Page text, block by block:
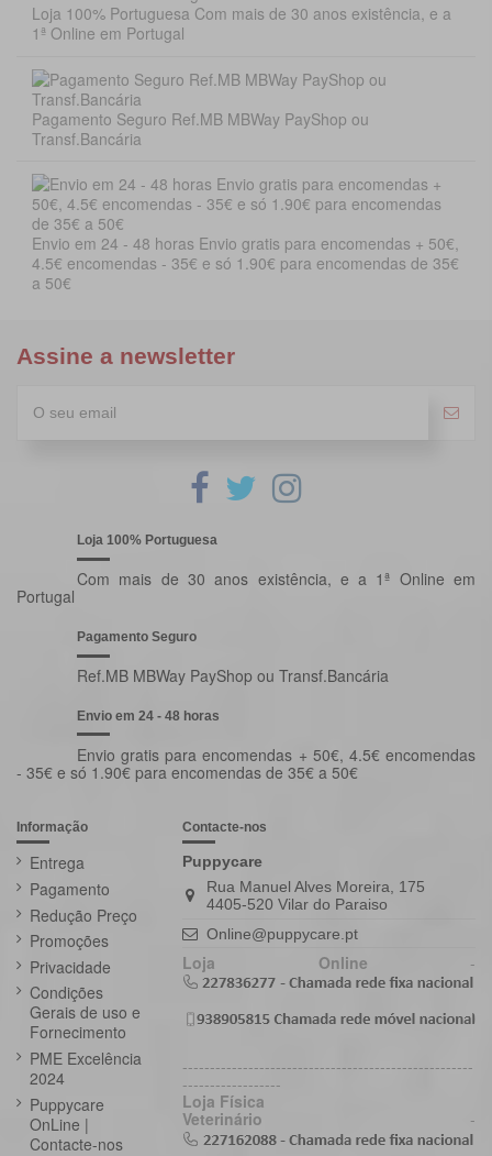
Loja 100% Portuguesa Com mais de 30 anos existência, e a
1ª Online em Portugal
Pagamento Seguro Ref.MB MBWay PayShop ou
Transf.Bancária
Envio em 24 - 48 horas Envio gratis para encomendas + 50€,
4.5€ encomendas - 35€ e só 1.90€ para encomendas de 35€
a 50€
Assine a newsletter
Loja 100% Portuguesa
Com mais de 30 anos existência, e a 1ª Online em
Portugal
Pagamento Seguro
Ref.MB MBWay PayShop ou Transf.Bancária
Envio em 24 - 48 horas
Envio gratis para encomendas + 50€, 4.5€ encomendas
- 35€ e só 1.90€ para encomendas de 35€ a 50€
Informação
Entrega
Pagamento
Redução Preço
Promoções
Privacidade
Condições
Gerais de uso e
Fornecimento
PME Excelência
2024
Puppycare
OnLine |
Contacte-nos
Contacte-nos
Puppycare
Rua Manuel Alves Moreira, 175
4405-520 Vilar do Paraiso
Online@puppycare.pt
Loja Online -
-----------------------------------------------------
------------------
Loja Física
Veterinário -